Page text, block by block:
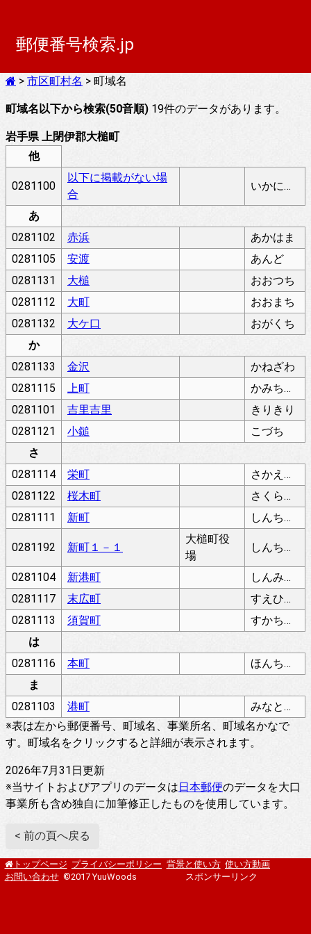
郵便番号検索.jp
> 市区町村名 > 町域名
町域名以下から検索(50音順) 19件のデータがあります。
岩手県 上閉伊郡大槌町
他
0281100
以下に掲載がない場
合
いかにけいさいがないばあい
あ
0281102
赤浜
あかはま
0281105
安渡
あんど
0281131
大槌
おおつち
0281112
大町
おおまち
0281132
大ケ口
おがくち
か
0281133
金沢
かねざわ
0281115
上町
かみちょう
0281101
吉里吉里
きりきり
0281121
小鎚
こづち
さ
0281114
栄町
さかえちょう
0281122
桜木町
さくらぎちょう
0281111
新町 しんちょう
0281192 新町１－１
大槌町役
場
しんちょう
0281104 新港町
しんみなとまち
0281117
末広町
すえひろちょう
0281113
須賀町
すかちょう
は
0281116
本町
ほんちょう
ま
0281103
港町
みなとまち
※表は左から郵便番号、町域名、事業所名、町域名かなで
す。町域名をクリックすると詳細が表示されます。
2026年7月31日更新
※当サイトおよびアプリのデータは日本郵便のデータを大口
事業所も含め独自に加筆修正したものを使用しています。
< 前の頁へ戻る
トップページ プライバシーポリシー 背景と使い方 使い方動画
お問い合わせ ©2017 YuuWoods スポンサーリンク